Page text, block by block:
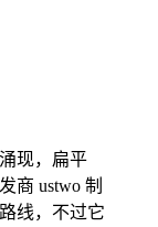
现，扁平
商 ustwo 制
线，不过它